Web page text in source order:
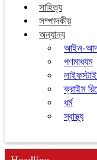
সাহিত্য
সম্পাদকীয়
অন্যান্য
আইন-
গণমাধ্যম
ক্রাইম
ধর্ম
স্বাস্থ্য